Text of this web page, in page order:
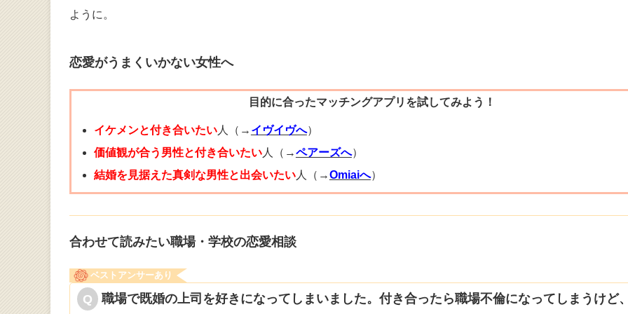
ように。
恋愛がうまくいかない女性へ
目的に合ったマッチングアプリを試してみよう！
イケメンと付き合いたい人（→ イヴイヴへ）
価値観が合う男性と付き合いたい人（→ペアーズへ）
結婚を見据えた真剣な男性と出会いたい人（→Omiaiへ）
合わせて読みたい職場・学校の恋愛相談
ベストアンサーあり
職場で既婚の上司を好きになってしまいました。付き合ったら職場不倫になってしまうけど